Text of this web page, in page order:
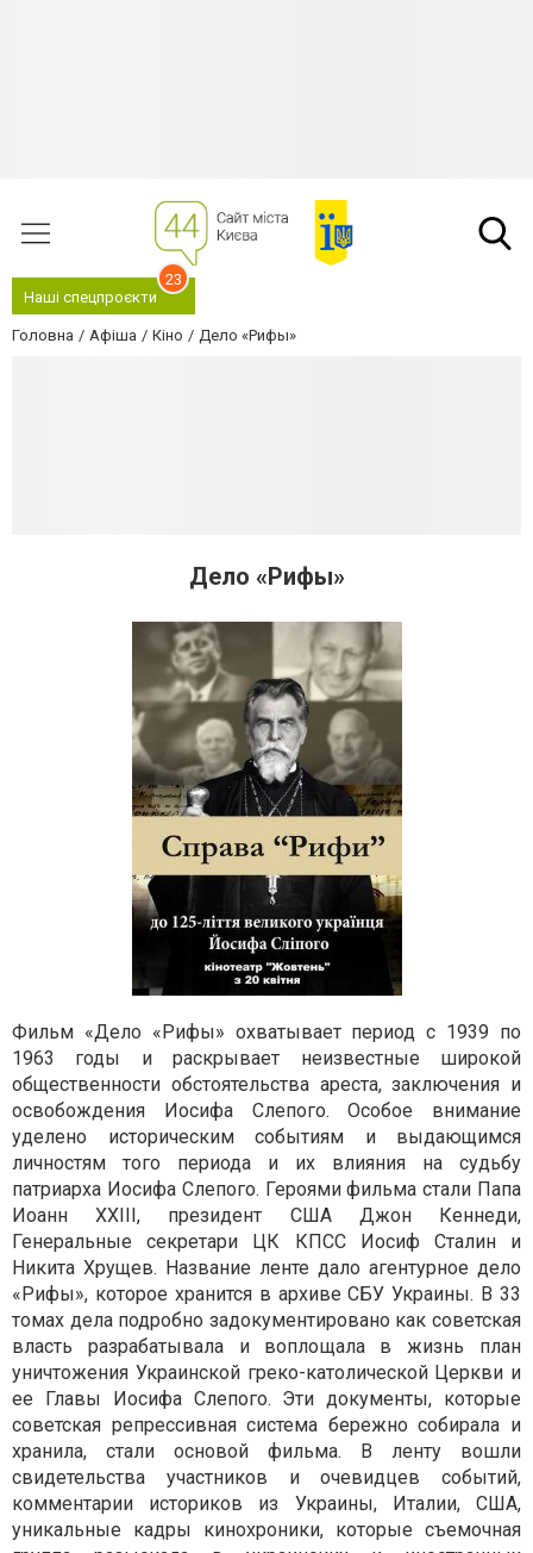
Наші спецпроєкти
23
Головна Афіша Кіно Дело «Рифы»
Дело «Рифы»
Фильм «Дело «Рифы» охватывает период с 1939 по
1963 годы и раскрывает неизвестные широкой
общественности обстоятельства ареста, заключения и
освобождения Иосифа Слепого. Особое внимание
уделено историческим событиям и выдающимся
личностям того периода и их влияния на судьбу
патриарха Иосифа Слепого. Героями фильма стали Папа
Иоанн XXIII, президент США Джон Кеннеди,
Генеральные секретари ЦК КПСС Иосиф Сталин и
Никита Хрущев. Название ленте дало агентурное дело
«Рифы», которое хранится в архиве СБУ Украины. В 33
томах дела подробно задокументировано как советская
власть разрабатывала и воплощала в жизнь план
уничтожения Украинской греко-католической Церкви и
ее Главы Иосифа Слепого. Эти документы, которые
советская репрессивная система бережно собирала и
хранила, стали основой фильма. В ленту вошли
свидетельства участников и очевидцев событий,
комментарии историков из Украины, Италии, США,
уникальные кадры кинохроники, которые съемочная